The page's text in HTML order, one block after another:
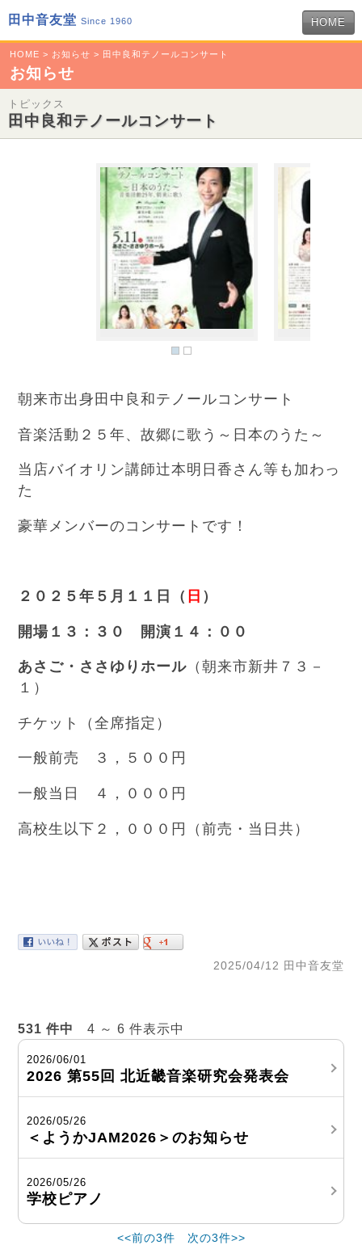
田中音友堂 Since 1960 HOME
HOME > お知らせ > 田中良和テノールコンサート
お知らせ
トピックス
田中良和テノールコンサート
朝来市出身田中良和テノールコンサート
音楽活動２５年、故郷に歌う～日本のうた～
当店バイオリン講師辻本明日香さん等も加わっ
た
豪華メンバーのコンサートです！
２０２５年５月１１日（ 日 ）
開場１３：３０ 開演１４：００
あさご・ささゆりホール （朝来市新井７３－
１）
チケット（全席指定）
一般前売 ３，５００円
一般当日 ４，０００円
高校生以下２，０００円（前売・当日共）
2025/04/12 田中音友堂
531 件中 4 ～ 6 件表示中
2026/06/01
2026 第55回 北近畿音楽研究会発表会
2026/05/26
＜ようかJAM2026＞のお知らせ
2026/05/26
学校ピアノ
<<前の3件
次の3件>>